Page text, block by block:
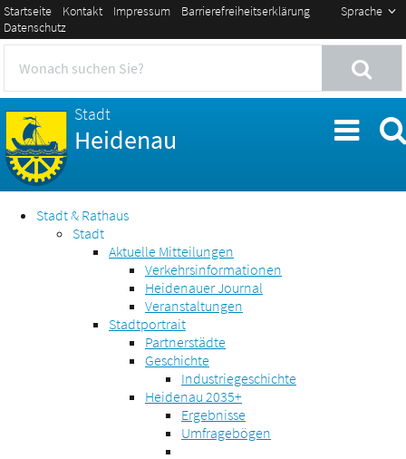
Sprache
Startseite Kontakt Impressum
Barrierefreiheitserklärung
Datenschutz
Stadt
Heidenau
Stadt & Rathaus
Stadt
Aktuelle Mitteilungen
Verkehrsinformationen
Heidenauer Journal
Veranstaltungen
Stadtportrait
Partnerstädte
Geschichte
Industriegeschichte
Heidenau 2035+
Ergebnisse
Umfragebögen